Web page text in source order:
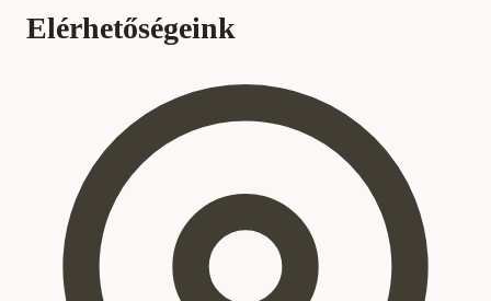
Elérhetőségeink